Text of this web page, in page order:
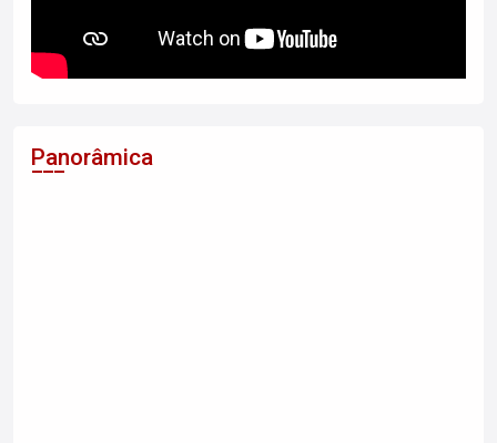
Panorâmica